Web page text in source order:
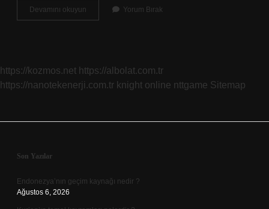
Devamını okuyun Şehrazat
Erkek
Yorum Bırak
https://kozmos.net https://albolat.com.tr
https://nanotekenerji.com.tr knight online nttgame Sitemap
Sidebar
Son Yazılar
Endonezya’nın geçim kaynağı nedir ?
Ağustos 6, 2026